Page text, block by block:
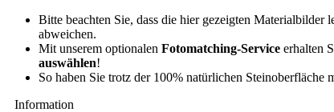
Bitte beachten Sie, dass die hier gezeigten Materialbilder
abweichen.
Mit unserem optionalen Fotomatching-Service erhalten
auswählen!
So haben Sie trotz der 100% natürlichen
Information